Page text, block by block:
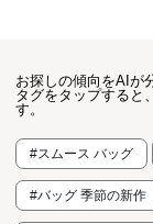
お探しの傾向をAIが
タグをタップすると
す。
#スムース バッグ
#バッグ 季節の新作